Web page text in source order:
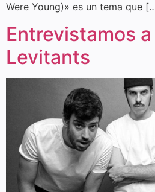
Were Young)» es un tema que
Entrevistamos
Levitants